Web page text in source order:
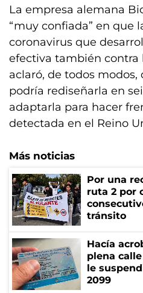
La empresa alemana
“muy confiada” en que
coronavirus que
efectiva también contra
aclaró, de todos modos,
podría rediseñarla en
adaptarla para hacer
detectada en el Reino
Más noticias
Por una
ruta 2 por
tránsito
Hacía
plena
le
2099